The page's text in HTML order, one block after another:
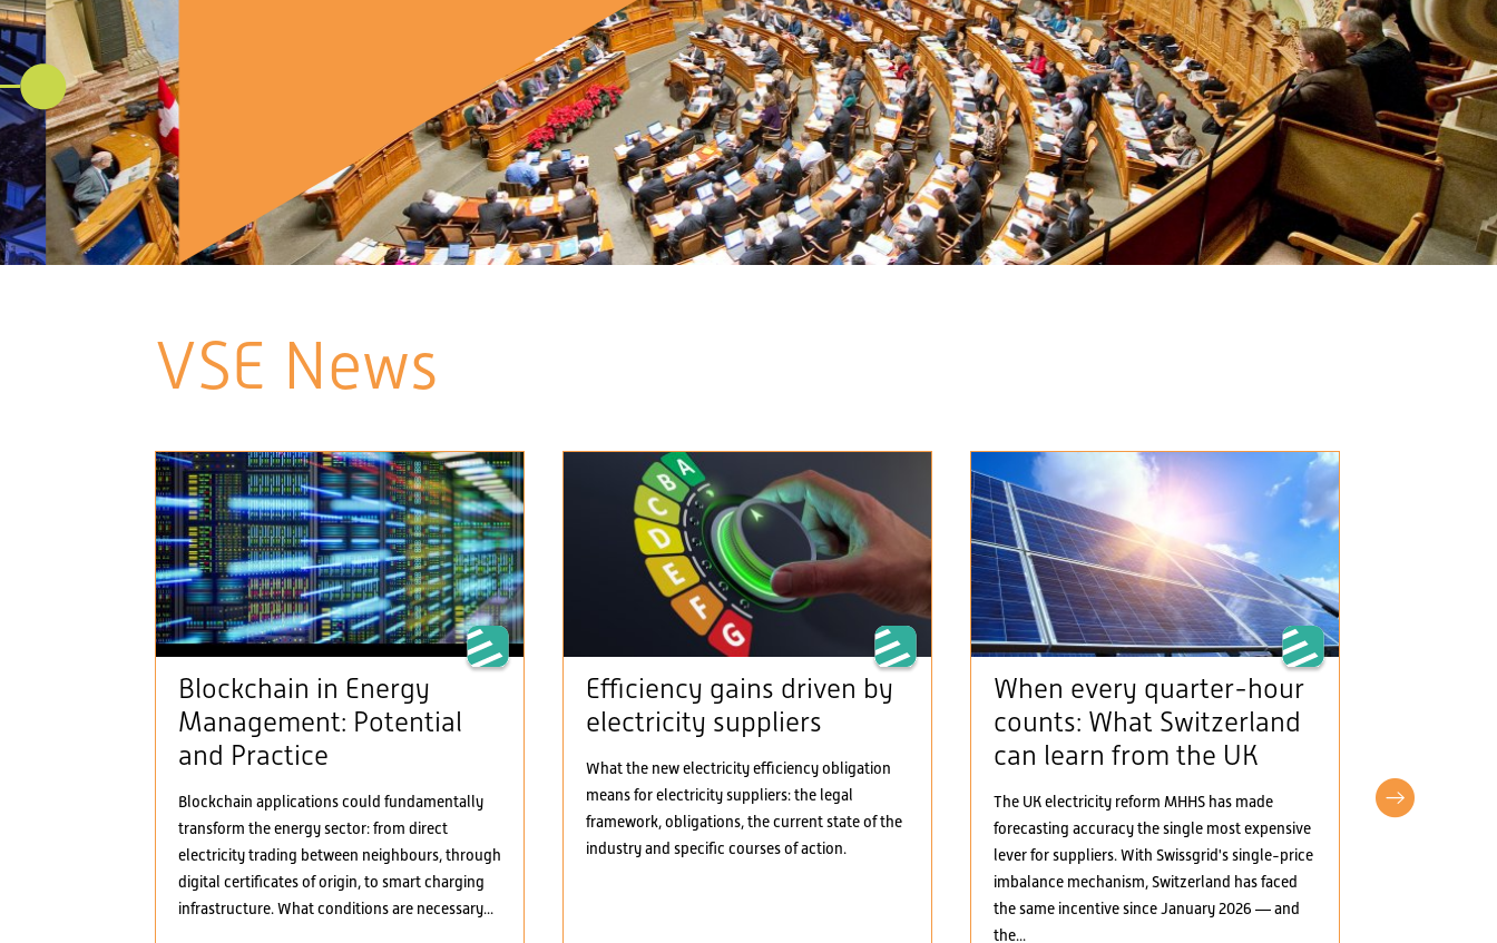
VSE News
Blockchain in Energy
Management: Potential
and Practice
Blockchain applications could fundamentally
transform the energy sector: from direct
electricity trading between neighbours, through
digital certificates of origin, to smart charging
infrastructure. What conditions are necessary...
Efficiency gains driven by
electricity suppliers
What the new electricity efficiency obligation
means for electricity suppliers: the legal
framework, obligations, the current state of the
industry and specific courses of action.
When every quarter-hour
counts: What Switzerland
can learn from the UK
The UK electricity reform MHHS has made
forecasting accuracy the single most expensive
lever for suppliers. With Swissgrid's single-price
imbalance mechanism, Switzerland has faced
the same incentive since January 2026 — and
the...